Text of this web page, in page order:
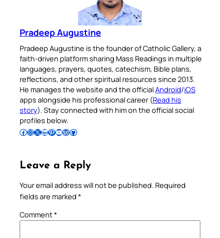
Pradeep Augustine
Pradeep Augustine is the founder of Catholic Gallery, a
faith-driven platform sharing Mass Readings in multiple
languages, prayers, quotes, catechism, Bible plans,
reflections, and other spiritual resources since 2013.
He manages the website and the officialAndroid/iOS
apps alongside his professional career (Read his
story). Stay connected with him on the official social
profiles below.
Follow Pradeep on Facebook Follow Pradeep on InstagramFollow Pradeep on X Follow Pradeep on LinkedIn Follow Pradeep on Pinterest Subscribe to Pradeep’s Youtube Channel Follow Pradeep on WordPress Follow Pradeep on GitHub
Leave a Reply
Your email address will not be published. Required
fields are marked *
Comment*